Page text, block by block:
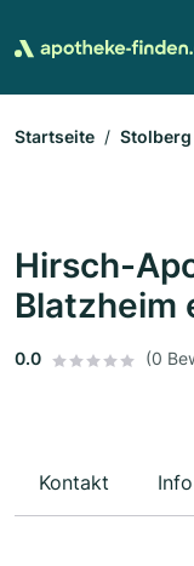
Startseite Stolberg
Hirsch-
Blatzheim
0.0 (0
Kontakt Info